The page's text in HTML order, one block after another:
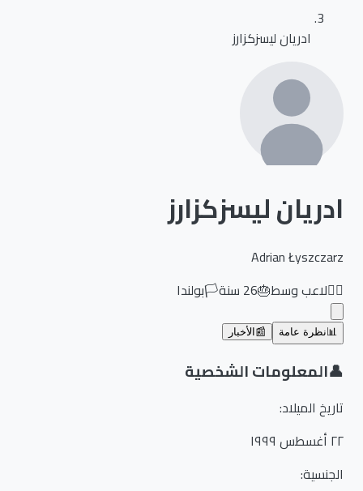
ادريان ليسزكزارز
ادريان ليسزكزارز
Adrian Łyszczarz
لاعب وسط🎂
26سنة🏳️بولندا
نظرة عامة 📰 الأخبار
المعلومات الشخصية
تاريخ الميلاد:
الجنسية: